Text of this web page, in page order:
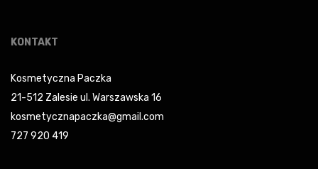
KONTAKT
Kosmetyczna Paczka
21-512 Zalesie ul. Warszawska 16
kosmetycznapaczka@gmail.com
727 920 419